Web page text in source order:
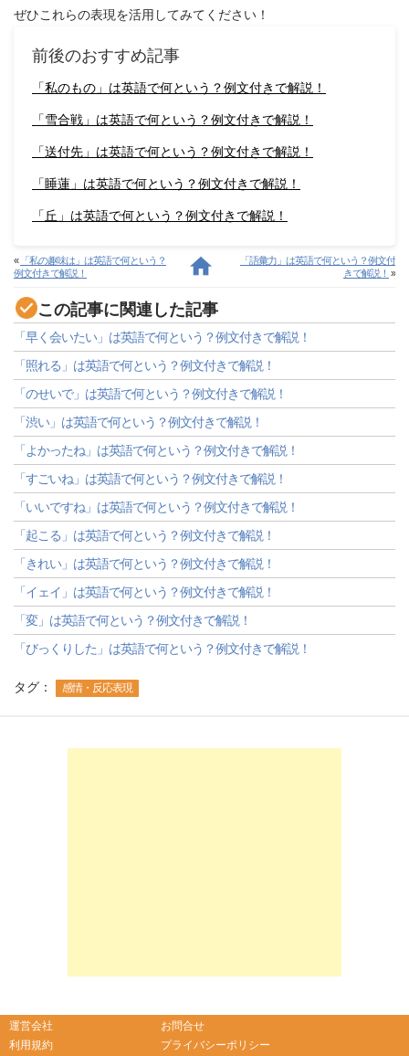
ぜひこれらの表現を活用してみてください！
前後のおすすめ記事
「私のもの」は英語で何という？例文付きで解説！
「雪合戦」は英語で何という？例文付きで解説！
「送付先」は英語で何という？例文付きで解説！
「睡蓮」は英語で何という？例文付きで解説！
「丘」は英語で何という？例文付きで解説！
« 「私の趣味は」は英語で何という？
例文付きで解説！
「語彙力」は英語で何という？例文付
きで解説！ »
この記事に関連した記事
「早く会いたい」は英語で何という？例文付きで解説！
「照れる」は英語で何という？例文付きで解説！
「のせいで」は英語で何という？例文付きで解説！
「渋い」は英語で何という？例文付きで解説！
「よかったね」は英語で何という？例文付きで解説！
「すごいね」は英語で何という？例文付きで解説！
「いいですね」は英語で何という？例文付きで解説！
「起こる」は英語で何という？例文付きで解説！
「きれい」は英語で何という？例文付きで解説！
「イェイ」は英語で何という？例文付きで解説！
「変」は英語で何という？例文付きで解説！
「びっくりした」は英語で何という？例文付きで解説！
タグ： 感情・反応表現
運営会社
お問合せ
利用規約
プライバシーポリシー